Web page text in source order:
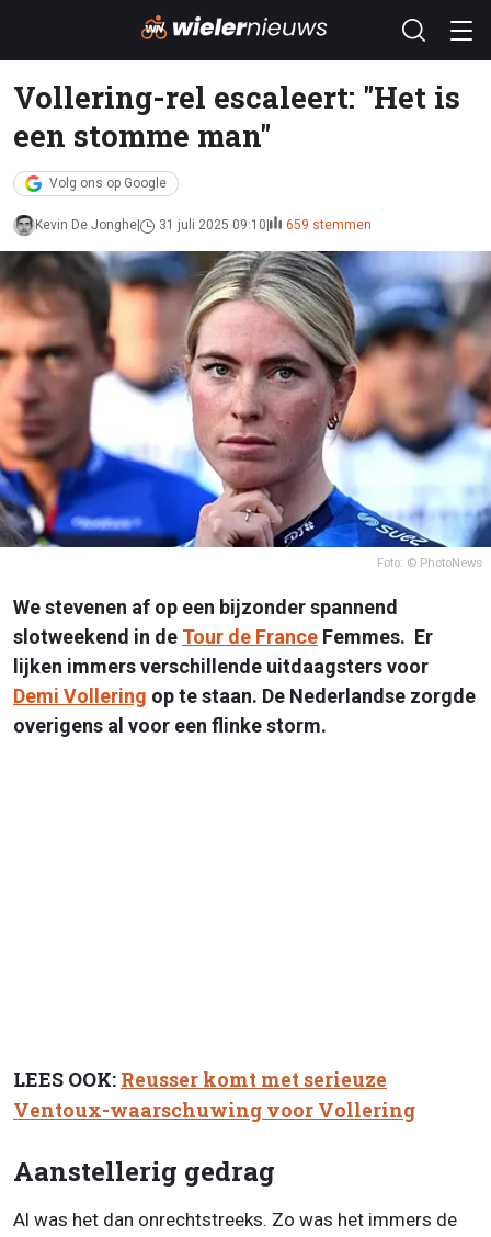
Vollering-rel escaleert: "Het is
een stomme man"
Volg ons op Google
Kevin De Jonghe 31 juli 2025 09:10 659 stemmen
Foto: © PhotoNews
We stevenen af op een bijzonder spannend
slotweekend in de Tour de France Femmes. Er
lijken immers verschillende uitdaagsters voor
Demi Vollering op te staan. De Nederlandse zorgde
overigens al voor een flinke storm.
LEES OOK: Reusser komt met serieuze
Ventoux-waarschuwing voor Vollering
Aanstellerig gedrag
Al was het dan onrechtstreeks. Zo was het immers de